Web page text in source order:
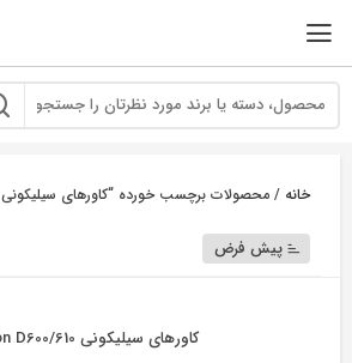
خانه / محصولات برچسب خورده “کاورهای سیلیکونی Nikon D600”
پیش فرض
کاورهای سیلیکونی Nikon D600/610